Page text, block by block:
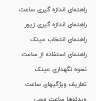
راهنمای اندازه گیری ساعت
راهنمای اندازه گیری زیور
راهنمای انتخاب عینک
راهنمای استفاده از ساعت
نحوه نگهداری عینک
تعاریف ویژگیهای ساعت